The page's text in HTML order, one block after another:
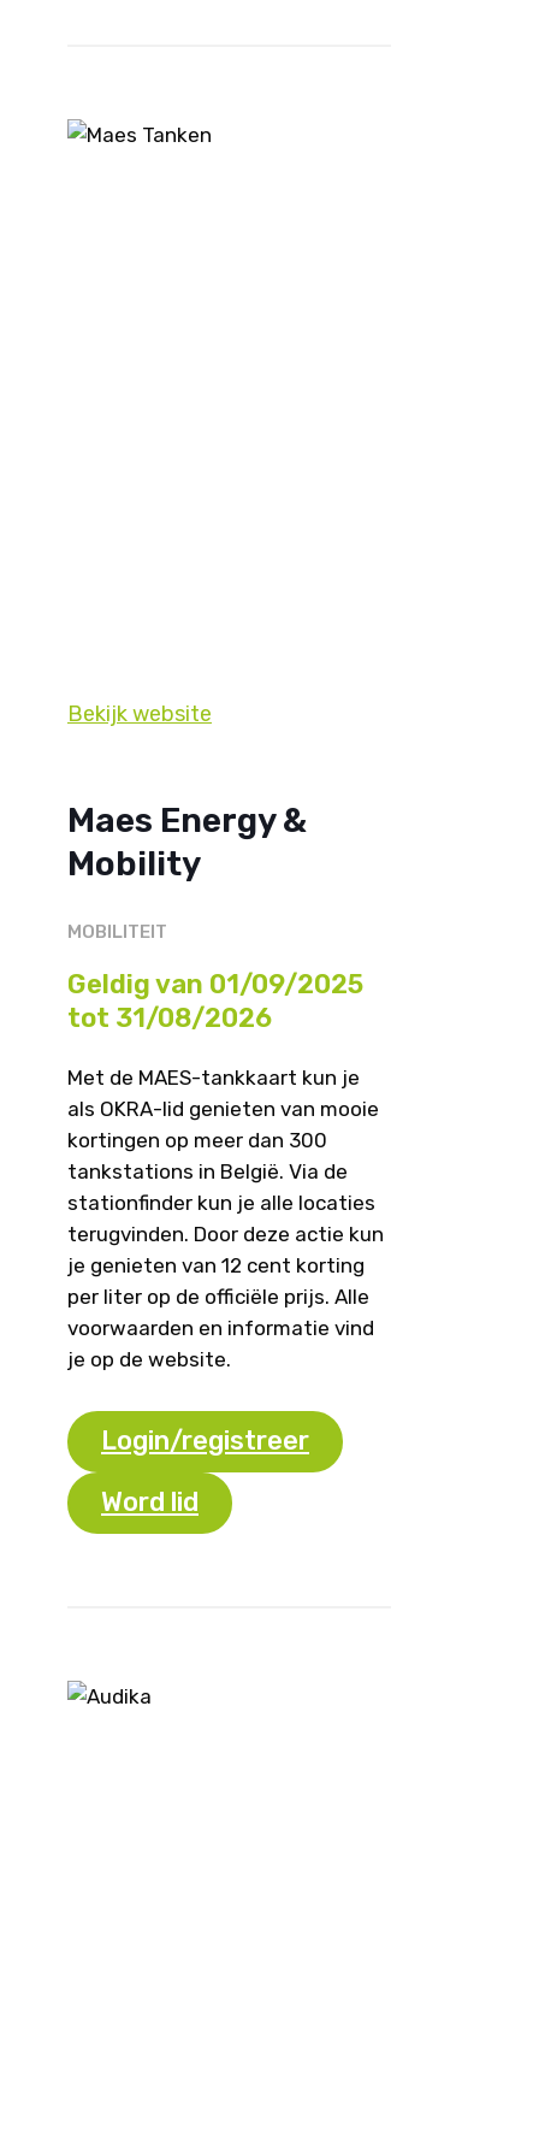
Bekijk website
Maes Energy &
Mobility
MOBILITEIT
Geldig van 01/09/2025
tot 31/08/2026
Met de MAES-tankkaart kun je
als OKRA-lid genieten van mooie
kortingen op meer dan 300
tankstations in België. Via de
stationfinder kun je alle locaties
terugvinden. Door deze actie kun
je genieten van 12 cent korting
per liter op de officiële prijs. Alle
voorwaarden en informatie vind
je op de website.
Login/registreer
Word lid